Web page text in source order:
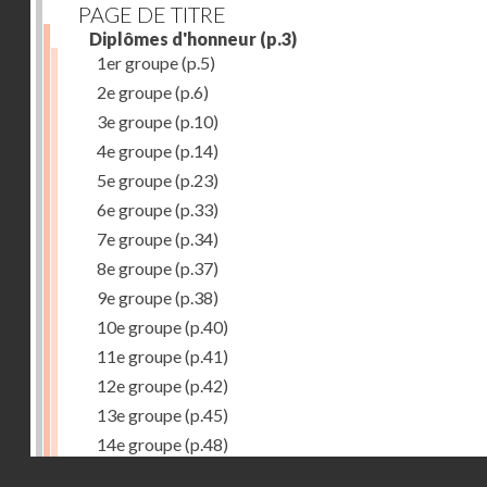
PAGE DE TITRE
Diplômes d'honneur (p.3)
1er groupe(p.5)
2e groupe(p.6)
3e groupe(p.10)
4e groupe(p.14)
5e groupe(p.23)
6e groupe(p.33)
7e groupe(p.34)
8e groupe(p.37)
9e groupe(p.38)
10e groupe(p.40)
11e groupe(p.41)
12e groupe(p.42)
13e groupe(p.45)
14e groupe(p.48)